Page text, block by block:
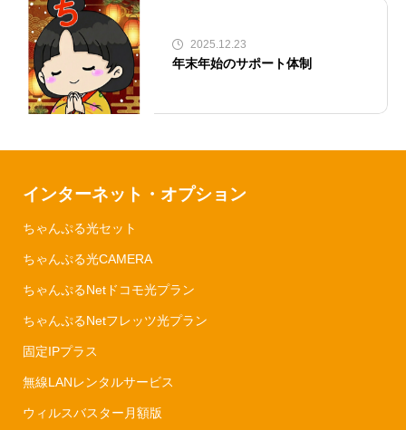
2025.12.23
年末年始のサポート体制
インターネット・オプション
ちゃんぷる光セット
ちゃんぷる光CAMERA
ちゃんぷるNetドコモ光プラン
ちゃんぷるNetフレッツ光プラン
固定IPプラス
無線LANレンタルサービス
ウィルスバスター月額版